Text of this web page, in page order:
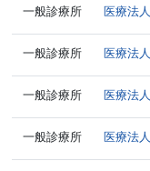
一般診療所 医療法
一般診療所 医療法
一般診療所 医療法
一般診療所 医療法